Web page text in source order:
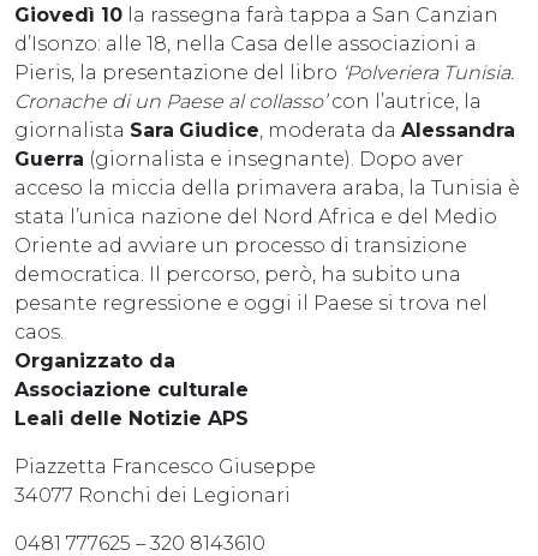
Giovedì 10 la rassegna farà tappa a San Canzian
d’Isonzo: alle 18, nella Casa delle associazioni a
Pieris, la presentazione del libro ‘Polveriera Tunisia.
Cronache di un Paese al collasso’con l’autrice, la
giornalista Sara Giudice , moderata da Alessandra
Guerra (giornalista e insegnante). Dopo aver
acceso la miccia della primavera araba, la Tunisia è
stata l’unica nazione del Nord Africa e del Medio
Oriente ad avviare un processo di transizione
democratica. Il percorso, però, ha subito una
pesante regressione e oggi il Paese si trova nel
caos.
Organizzato da
Associazione culturale
Leali delle Notizie APS
Piazzetta Francesco Giuseppe
34077 Ronchi dei Legionari
0481 777625 – 320 8143610